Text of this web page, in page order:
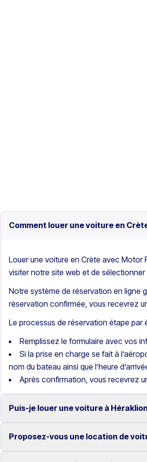
Comment louer une voiture en
Louer une voiture en Crète avec Motor
visiter notre site web et de
Notre système de réservation en ligne
réservation confirmée, vous recevrez
Le processus de réservation étape par
Remplissez le formulaire avec vos
Si la prise en charge se fait à
nom du bateau ainsi que l’heure
Après confirmation, vous recevrez
Puis-je louer une voiture à
Oui, nous proposons la location de
Proposez-vous une location de